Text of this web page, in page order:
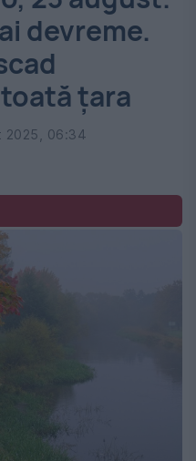
devreme.
țara
2025, 06:34